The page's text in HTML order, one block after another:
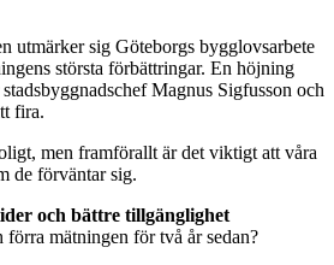
utmärker sig Göteborgs bygglovsarbete
största förbättringar. En höjning
Magnus Sigfusson och
fira.
men framförallt är det viktigt att våra
de förväntar sig.
och bättre tillgänglighet
förra mätningen för två år sedan?